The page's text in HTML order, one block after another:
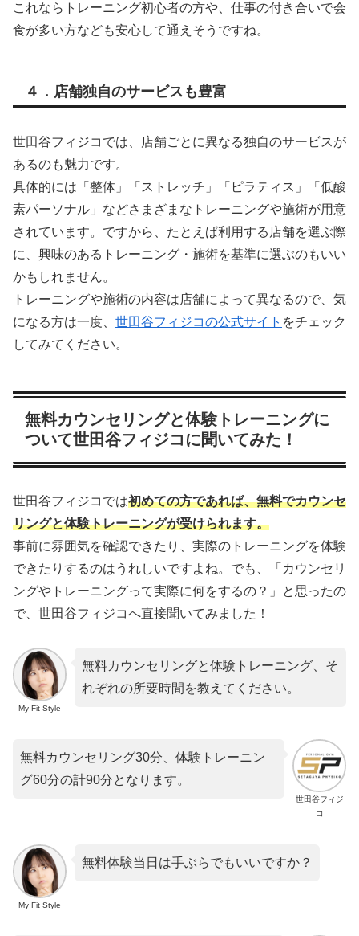
これならトレーニング初心者の方や、仕事の付き合いで会
食が多い方なども安心して通えそうですね。
４．店舗独自のサービスも豊富
世田谷フィジコでは、店舗ごとに異なる独自のサービスが
あるのも魅力です。
具体的には「整体」「ストレッチ」「ピラティス」「低酸
素パーソナル」などさまざまなトレーニングや施術が用意
されています。ですから、たとえば利用する店舗を選ぶ際
に、興味のあるトレーニング・施術を基準に選ぶのもいい
かもしれません。
トレーニングや施術の内容は店舗によって異なるので、気
になる方は一度、 世田谷フィジコの公式サイト をチェック
してみてください。
無料カウンセリングと体験トレーニングに
ついて世田谷フィジコに聞いてみた！
世田谷フィジコでは初めての方であれば、無料でカウンセ
リングと体験トレーニングが受けられます。
事前に雰囲気を確認できたり、実際のトレーニングを体験
できたりするのはうれしいですよね。でも、「カウンセリ
ングやトレーニングって実際に何をするの？」と思ったの
で、世田谷フィジコへ直接聞いてみました！
My Fit Style
無料カウンセリングと体験トレーニング、そ
れぞれの所要時間を教えてください。
世田谷フィジ
コ
無料カウンセリング30分、体験トレーニン
グ60分の計90分となります。
My Fit Style
無料体験当日は手ぶらでもいいですか？